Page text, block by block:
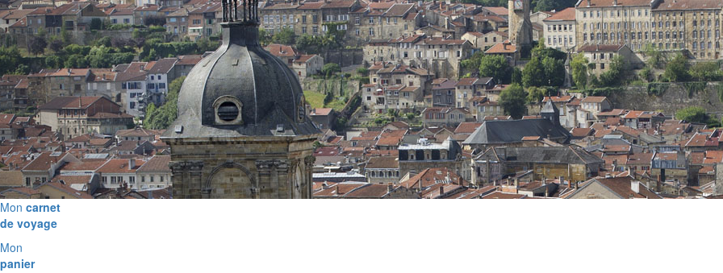
Mon carnet
de voyage
Mon
panier